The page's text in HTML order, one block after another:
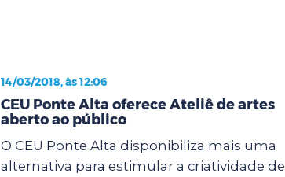
14/03/2018, às 12:06
CEU Ponte Alta oferece Ateliê de artes
aberto ao público
O CEU Ponte Alta disponibiliza mais uma
alternativa para estimular a criatividade de